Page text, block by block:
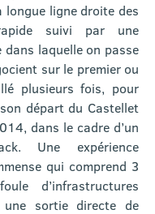
ligne droite des
suivi par une
laquelle on passe
sur le premier ou
plusieurs fois, pour
départ du Castellet
dans le cadre d’un
Une expérience
qui comprend 3
d’infrastructures
sortie directe de